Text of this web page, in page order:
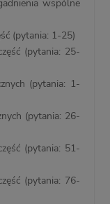
wspólne
(pytania: 1-25)
(pytania: 25-
(pytania: 1-
(pytania: 26-
(pytania: 51-
(pytania: 76-